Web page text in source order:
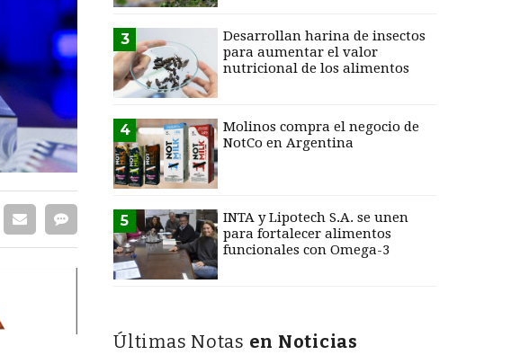
3
Desarrollan harina de insectos
para aumentar el valor
nutricional de los alimentos
4
Molinos compra el negocio de
NotCo en Argentina
5
INTA y Lipotech S.A. se unen
para fortalecer alimentos
funcionales con Omega-3
Últimas Notas en Noticias